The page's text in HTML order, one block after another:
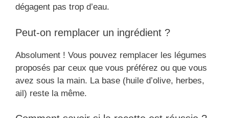
dégagent pas trop d’eau.
Peut-on remplacer un ingrédient ?
Absolument ! Vous pouvez remplacer les légumes
proposés par ceux que vous préférez ou que vous
avez sous la main. La base (huile d’olive, herbes,
ail) reste la même.